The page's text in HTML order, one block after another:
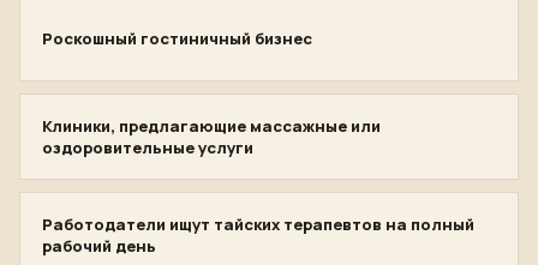
Роскошный гостиничный бизнес
Клиники, предлагающие массажные или
оздоровительные услуги
Работодатели ищут тайских терапевтов на полный
рабочий день